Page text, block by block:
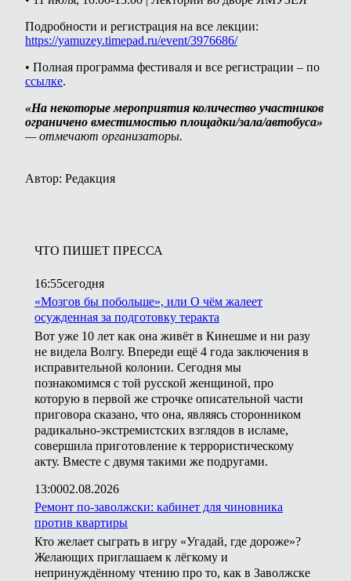
Подробности и регистрация на все лекции:
https://yamuzey.timepad.ru/event/3976686/
• Полная программа фестиваля и все регистрации – по
ссылке.
«На некоторые мероприятия количество участников
ограничено вместимостью площадки/зала/автобуса»
— отмечают организаторы.
Автор: Редакция
ЧТО ПИШЕТ ПРЕССА
16:55сегодня
«Мозгов бы побольше», или О чём жалеет
осужденная за подготовку теракта
Вот уже 10 лет как она живёт в Кинешме и ни разу
не видела Волгу. Впереди ещё 4 года заключения в
исправительной колонии. Сегодня мы
познакомимся с той русской женщиной, про
которую в первой же строчке описательной части
приговора сказано, что она, являясь сторонником
радикально-экстремистских взглядов в исламе,
совершила приготовление к террористическому
акту. Вместе с двумя такими же подругами.
13:0002.08.2026
Ремонт по-заволжски: кабинет для чиновника
против квартиры
Кто желает сыграть в игру «Угадай, где дороже»?
Желающих приглашаем к лёгкому и
непринуждённому чтению про то, как в Заволжске